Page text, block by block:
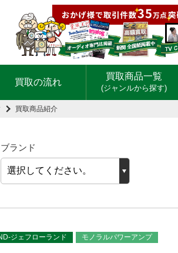
買取の流れ
買取商品一覧
(ジャンルから探す)
買取商品紹介
ブランド
ジェフローランド モノラルパワーアンプ